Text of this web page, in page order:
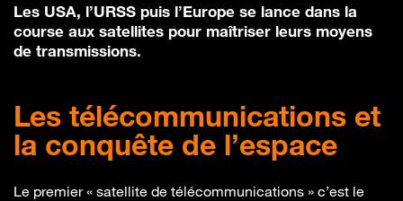
Les USA, l’URSS puis l’Europe se lance dans la
course aux satellites pour maîtriser leurs moyens
de transmissions.
Les télécommunications et
la conquête de l’espace
Le premier « satellite de télécommunications » c’est le